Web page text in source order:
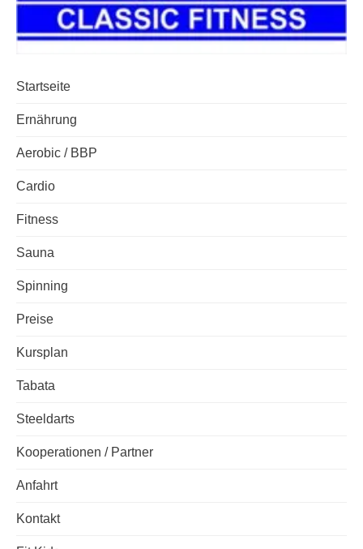
Startseite
Ernährung
Aerobic / BBP
Cardio
Fitness
Sauna
Spinning
Preise
Kursplan
Tabata
Steeldarts
Kooperationen / Partner
Anfahrt
Kontakt